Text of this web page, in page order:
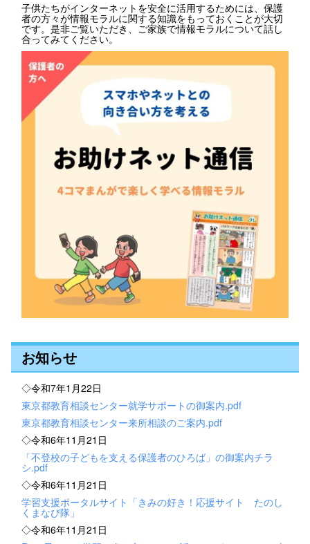
子供たちがインターネットを安全に活用するためには、保護
者の方々が情報モラルに関する知識をもっておくことが大切
です。是非ご覧いただき、ご家族で情報モラルについて話し
合ってみてください。
お知らせ
◇令和7年1月22日
東京都教育相談センター就学サポートの御案内.pdf
東京都教育相談センター来所相談のご案内.pdf
◇令和6年11月21日
「不登校の子どもを支える保護者のひろば」の御案内チラ
シ.pdf
◇令和6年11月21日
学習支援ポータルサイト「きみの好き！応援サイト たのし
くまなび隊」
◇令和6年11月21日